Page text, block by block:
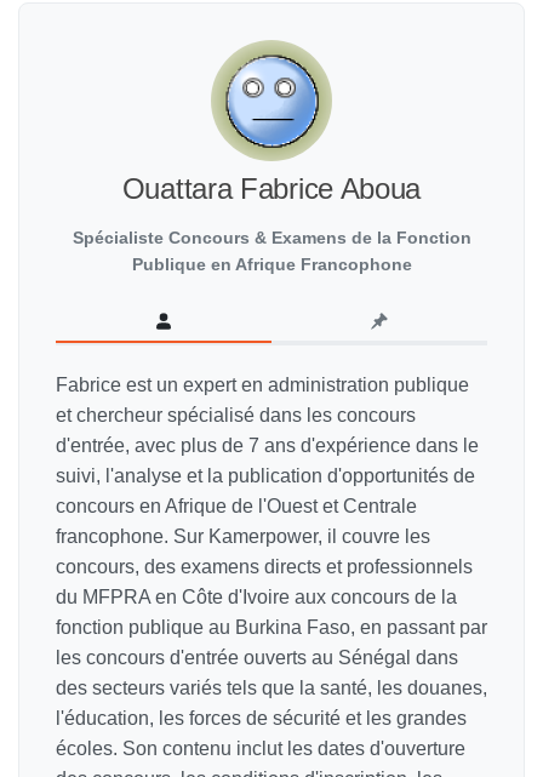
Ouattara Fabrice Aboua
Spécialiste Concours & Examens de la Fonction
Publique en Afrique Francophone
Fabrice est un expert en administration publique
et chercheur spécialisé dans les concours
d'entrée, avec plus de 7 ans d'expérience dans le
suivi, l'analyse et la publication d'opportunités de
concours en Afrique de l'Ouest et Centrale
francophone. Sur Kamerpower, il couvre les
concours, des examens directs et professionnels
du MFPRA en Côte d'Ivoire aux concours de la
fonction publique au Burkina Faso, en passant par
les concours d'entrée ouverts au Sénégal dans
des secteurs variés tels que la santé, les douanes,
l'éducation, les forces de sécurité et les grandes
écoles. Son contenu inclut les dates d'ouverture